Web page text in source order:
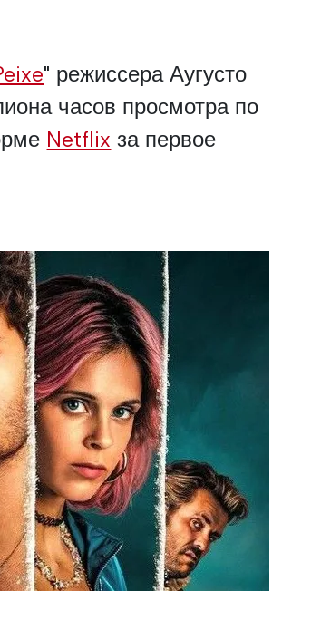
" режиссера Аугусто
часов просмотра по
Netflix за первое